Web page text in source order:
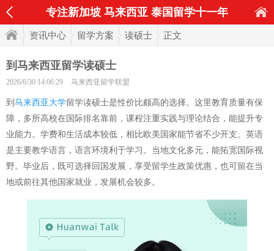
专注新加坡 马来西亚 泰国留学十一年
资讯中心 留学方案 读硕士 正文
到马来西亚留学读硕士
2026/6/30 14:06:29 马来西亚留学联盟
到 马来西亚大学留学读硕士是性价比颇高的选择。这里教育质量有保
障，多所高校在国际排名靠前，课程注重实践与理论结合，能提升专
业能力。学费和生活成本较低，相比欧美国家能节省不少开支。英语
是主要教学语言，语言环境利于学习。当地文化多元，能拓宽国际视
野。毕业后，既可选择回国发展，享受留学生政策优惠，也可留在当
地或前往其他国家就业，发展机会较多。